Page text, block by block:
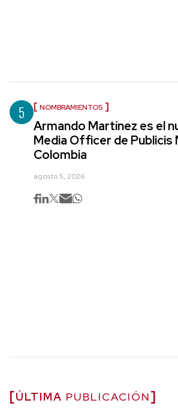
5 NOMBRAMIENTOS
Armando Martínez es el
Media Officer de Publicis
Colombia
agosto 5, 2026
ÚLTIMA PUBLICACIÓN